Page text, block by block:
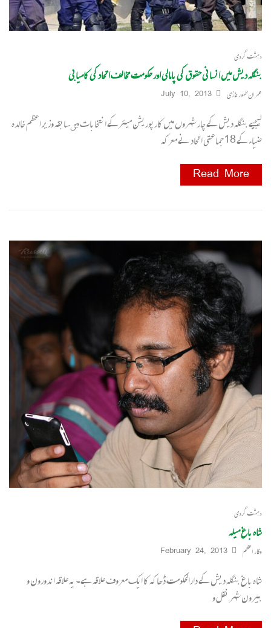
دہشت گردی
بنگلہ دیش میں انسانی حقوق کی پامالی اور حکومت مخالف اتحاد کی کامیابی
عمران ظہور غازی July 10, 2013
لیجیے بنگلہ دیش کے چار شہروں میں کارپوریشن میئرکے انتخابات میںسابقہ وزیر اعظم خالدہ
ضیاء کے 18جماعتی اتحاد نے معرکہ
Read More
دہشت گردی
شاہ باغ میلہ
وقار اعظم February 24, 2013
شاہ باغ بنگلہ دیش کے دارالحکومت ڈھاکہ کا ایک معروف علاقہ ہے۔ یہ علاقہ اندورون و
بیرون شہر نقل و